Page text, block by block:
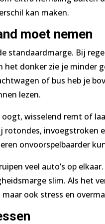
kan maken.
moet nemen
standaardmarge. Bij
donker zie je minder
of bus heb je
lezen.
wisselend remt of
invoegstroken
onvoorspelbaarder
veel auto’s op
slim. Als het
ook stress en